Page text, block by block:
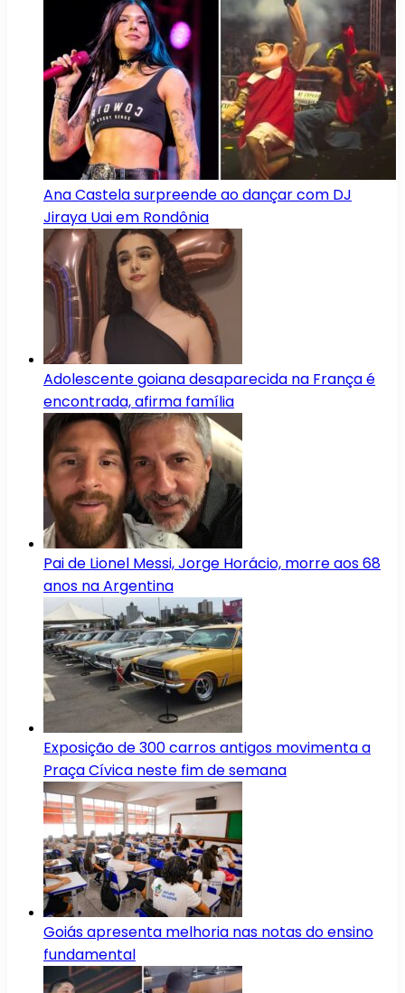
Ana Castela surpreende ao dançar com DJ
Jiraya Uai em Rondônia
Adolescente goiana desaparecida na França é
encontrada, afirma família
Pai de Lionel Messi, Jorge Horácio, morre aos 68
anos na Argentina
Exposição de 300 carros antigos movimenta a
Praça Cívica neste fim de semana
Goiás apresenta melhoria nas notas do ensino
fundamental